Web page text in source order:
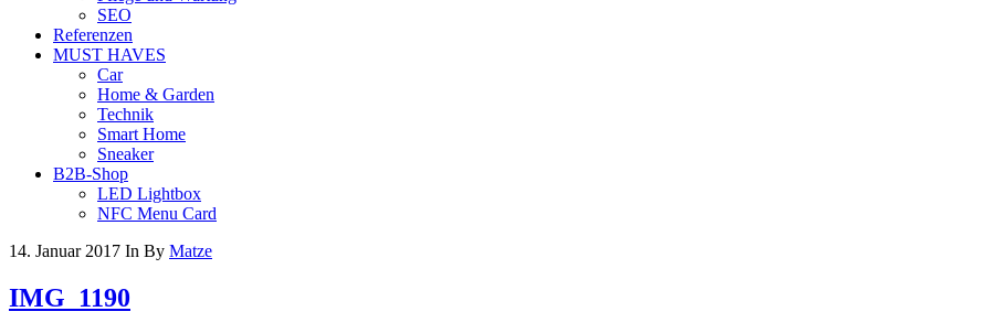
SEO
Referenzen
MUST HAVES
Car
Home & Garden
Technik
Smart Home
Sneaker
B2B-Shop
LED Lightbox
NFC Menu Card
14. Januar 2017 In By Matze
IMG_1190